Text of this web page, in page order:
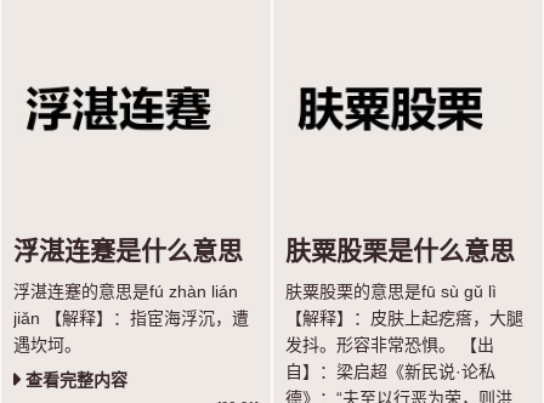
浮湛连蹇是什么意思
浮湛连蹇的意思是fú zhàn lián
jiǎn 【解释】：指宦海浮沉，遭
遇坎坷。
查看完整内容
肤粟股栗是什么意思
肤粟股栗的意思是fū sù gǔ lì
【解释】：皮肤上起疙瘩，大腿
发抖。形容非常恐惧。 【出
自】：梁启超《新民说·论私
德》：“夫至以行恶为荣，则洪水